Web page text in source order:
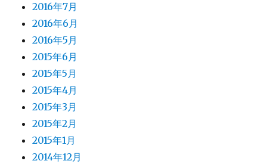
2016年7月
2016年6月
2016年5月
2015年6月
2015年5月
2015年4月
2015年3月
2015年2月
2015年1月
2014年12月